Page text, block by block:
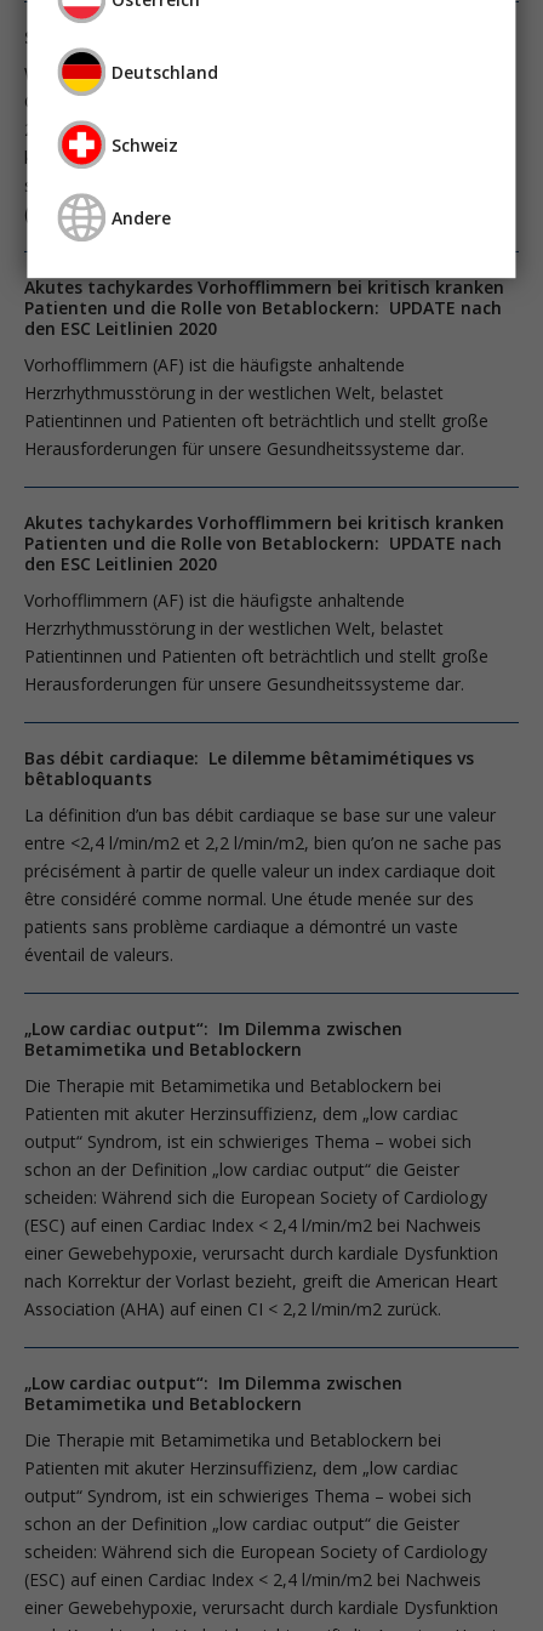
STRESS-L-Studie: Das Ende der Betablocker in der Sepsis?
Whitehouse und Mitarbeiter untersuchten in einer Parallel-
Gruppen, multizentrischen, randomisierten, open-label ­Phase
2b Studie den Effekt einer kontinuierlichen Infusion des
kurzwirksamen Betablockers Landiolol bei Patient­Innen mit
septischem Schock und einer Herzfrequenz ≥95/Minute
(Whitehouse T; JAMA 2023; 330:1641).
Akutes tachykardes Vorhofflimmern bei kritisch kranken
Patienten und die Rolle von Betablockern: UPDATE nach
den ESC Leitlinien 2020
Vorhofflimmern (AF) ist die häufigste anhaltende
Herzrhythmusstörung in der westlichen Welt, belastet
Patientinnen und Patienten oft beträchtlich und stellt große
Herausforderungen für unsere Gesundheitssysteme dar.
Akutes tachykardes Vorhofflimmern bei kritisch kranken
Patienten und die Rolle von Betablockern: UPDATE nach
den ESC Leitlinien 2020
Vorhofflimmern (AF) ist die häufigste anhaltende
Herzrhythmusstörung in der westlichen Welt, belastet
Patientinnen und Patienten oft beträchtlich und stellt große
Herausforderungen für unsere Gesundheitssysteme dar.
Bas débit cardiaque: Le dilemme bêtamimétiques vs
bêtabloquants
La définition d’un bas débit cardiaque se base sur une valeur
entre <2,4 l/min/m2 et 2,2 l/min/m2, bien qu’on ne sache pas
précisément à partir de quelle valeur un index cardiaque doit
être considéré comme normal. Une étude menée sur des
patients sans problème cardiaque a démontré un vaste
éventail de valeurs.
„Low cardiac output“: Im Dilemma zwischen
Betamimetika und Betablockern
Die Therapie mit Betamimetika und Betablockern bei
Patienten mit akuter Herzinsuffizienz, dem „low cardiac
output“ Syndrom, ist ein schwieriges Thema – wobei sich
schon an der Definition „low cardiac output“ die Geister
scheiden: Während sich die European Society of Cardiology
(ESC) auf einen Cardiac Index < 2,4 l/min/m2 bei Nachweis
einer Gewebehypoxie, verursacht durch kardiale Dysfunktion
nach Korrektur der Vorlast bezieht, greift die American Heart
Association (AHA) auf einen CI < 2,2 l/min/m2 zurück.
„Low cardiac output“: Im Dilemma zwischen
Betamimetika und Betablockern
Die Therapie mit Betamimetika und Betablockern bei
Patienten mit akuter Herzinsuffizienz, dem „low cardiac
output“ Syndrom, ist ein schwieriges Thema – wobei sich
schon an der Definition „low cardiac output“ die Geister
scheiden: Während sich die European Society of Cardiology
(ESC) auf einen Cardiac Index < 2,4 l/min/m2 bei Nachweis
einer Gewebehypoxie, verursacht durch kardiale Dysfunktion
Deutschland
Schweiz
Andere